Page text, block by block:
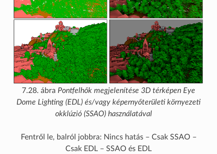
7.28. ábra Pontfelhők megjelenítése 3D térképen Eye
Dome Lighting (EDL) és/vagy képernyőterületi környezeti
okklúzió (SSAO) használatával
Fentről le, balról jobbra: Nincs hatás – Csak SSAO –
Csak EDL – SSAO és EDL